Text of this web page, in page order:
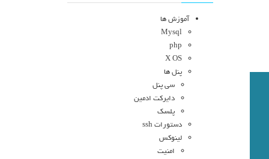
آموزش ها
Mysql
php
X OS
پنل ها
سی پنل
دایرکت ادمین
پلسک
دستورات ssh
لینوکس
امنیت